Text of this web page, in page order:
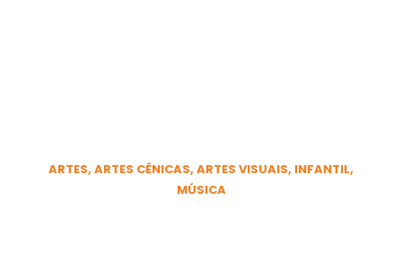
ARTES, ARTES CÊNICAS, ARTES VISUAIS, INFANTIL,
MÚSICA